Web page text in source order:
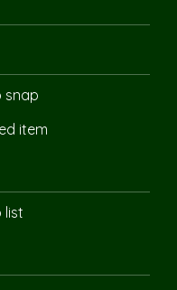
snap
item
list